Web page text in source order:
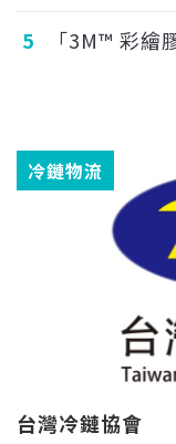
5
「3M™ 彩繪
冷鏈物流
台灣冷鏈協會